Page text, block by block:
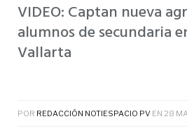
VIDEO: Captan nueva
alumnos de secundaria
Vallarta
POR REDACCIÓN NOTIESPACIO PV EN 28